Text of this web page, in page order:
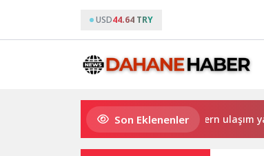
USD44.64 TRY
Son Eklenenler
Büyükşehir’den Darıca’ya modern ulaşım yatırımı